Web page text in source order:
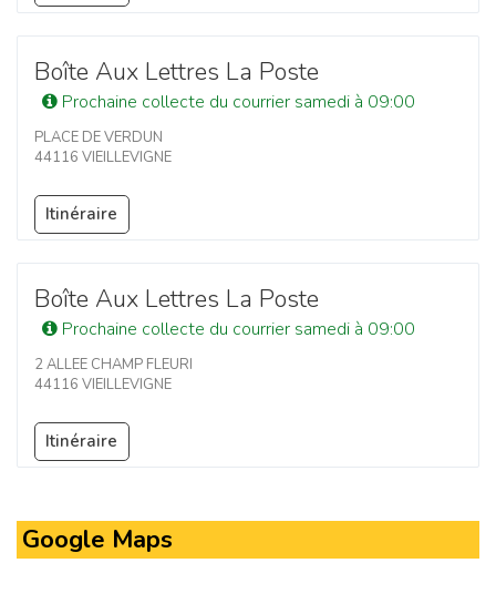
Boîte Aux Lettres La Poste
Prochaine collecte du courrier samedi à 09:00
PLACE DE VERDUN
44116 VIEILLEVIGNE
Itinéraire
Boîte Aux Lettres La Poste
Prochaine collecte du courrier samedi à 09:00
2 ALLEE CHAMP FLEURI
44116 VIEILLEVIGNE
Itinéraire
Google Maps